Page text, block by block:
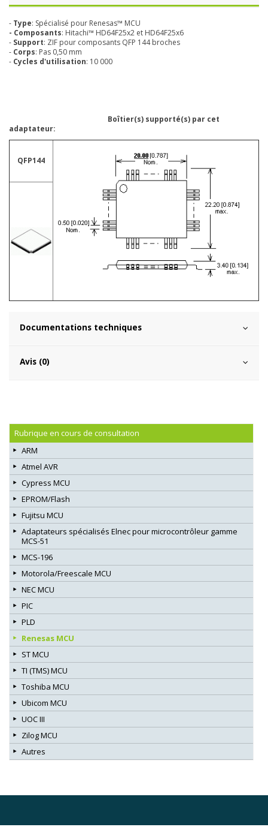
- Type: Spécialisé pour Renesas™ MCU
- Composants: Hitachi™ HD64F25x2 et HD64F25x6
- Support: ZIF pour composants QFP 144 broches
- Corps: Pas 0,50 mm
- Cycles d'utilisation: 10 000
Boîtier(s) supporté(s) par cet
adaptateur:
QFP144
Documentations techniques
Avis (0)
Rubrique en cours de consultation
ARM
Atmel AVR
Cypress MCU
EPROM/Flash
Fujitsu MCU
Adaptateurs spécialisés Elnec pour microcontrôleur gamme
MCS-51
MCS-196
Motorola/Freescale MCU
NEC MCU
PIC
PLD
Renesas MCU
ST MCU
TI (TMS) MCU
Toshiba MCU
Ubicom MCU
UOC III
Zilog MCU
Autres